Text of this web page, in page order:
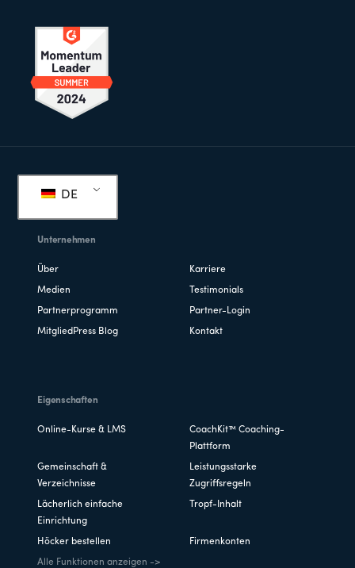
DE
Unternehmen
Über Karriere
Medien Testimonials
Partnerprogramm Partner-Login
MitgliedPress Blog Kontakt
Eigenschaften
Online-Kurse & LMS
CoachKit™ Coaching-
Plattform
Gemeinschaft &
Verzeichnisse
Leistungsstarke
Zugriffsregeln
Lächerlich einfache
Einrichtung
Tropf-Inhalt
Höcker bestellen Firmenkonten
Alle Funktionen anzeigen ->